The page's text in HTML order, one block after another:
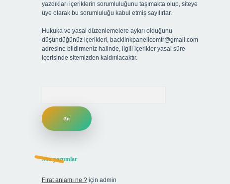
yazdıkları içeriklerin sorumluluğunu taşımakta olup, siteye
üye olarak bu sorumluluğu kabul etmiş sayılırlar.
Hukuka ve yasal düzenlemelere aykırı olduğunu
düşündüğünüz içerikleri, backlinkpanelicomtr@gmail.com
adresine bildirmeniz halinde, ilgili içerikler yasal süre
içerisinde sitemizden kaldırılacaktır.
Son yorumlar
Firat anlamı ne ?için admin